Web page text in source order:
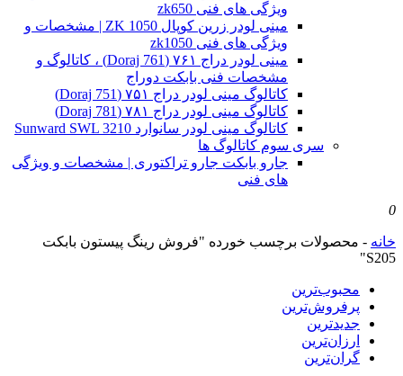
ویژگی های فنی zk650
مینی لودر زرین کوپال ZK 1050 | مشخصات و
ویژگی های فنی zk1050
مینی لودر دراج ۷۶۱ (Doraj 761) ، کاتالوگ و
مشخصات فنی بابکت دوراج
کاتالوگ مینی لودر دراج ۷۵۱ (Doraj 751)
کاتالوگ مینی لودر دراج ۷۸۱ (Doraj 781)
کاتالوگ مینی لودر سانوارد Sunward SWL 3210
سری سوم کاتالوگ ها
جارو بابکت جارو تراکتوری | مشخصات و ویژگی
های فنی
0
خانه - محصولات برچسب خورده "فروش رینگ پیستون بابکت
S205"
محبوب‌ترین
پرفروش‌ترین
جدیدترین
ارزان‌ترین
گران‌ترین